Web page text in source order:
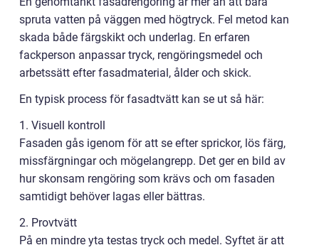
spruta vatten på väggen med högtryck. Fel metod kan
skada både färgskikt och underlag. En erfaren
fackperson anpassar tryck, rengöringsmedel och
arbetssätt efter fasadmaterial, ålder och skick.
En typisk process för fasadtvätt kan se ut så här:
1. Visuell kontroll
Fasaden gås igenom för att se efter sprickor, lös färg,
missfärgningar och mögelangrepp. Det ger en bild av
hur skonsam rengöring som krävs och om fasaden
samtidigt behöver lagas eller bättras.
2. Provtvätt
På en mindre yta testas tryck och medel. Syftet är att